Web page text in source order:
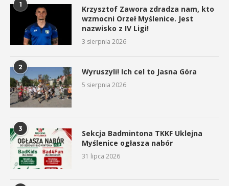
1
Krzysztof Zawora zdradza nam, kto
wzmocni Orzeł Myślenice. Jest
nazwisko z IV Ligi!
3 sierpnia 2026
2 Wyruszyli! Ich cel to Jasna Góra
5 sierpnia 2026
3
Sekcja Badmintona TKKF Uklejna
Myślenice ogłasza nabór
31 lipca 2026